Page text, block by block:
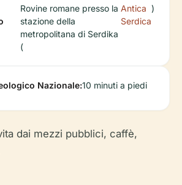
Rovine romane presso la
stazione della
metropolitana di Serdika
(
Antica
Serdica
)
Nazionale:10 minuti a piedi
dai mezzi pubblici, caffè,